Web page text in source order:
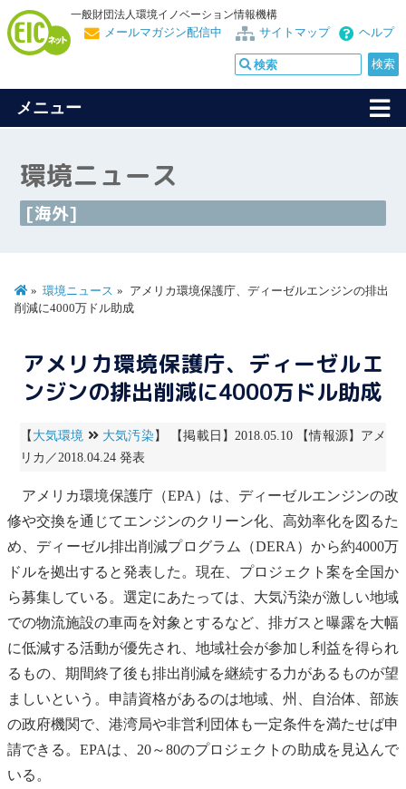
一般財団法人環境イノベーション情報機構
ヘルプ
サイトマップ
メールマガジン配信中
メニュー
環境ニュース
[海外]
環境ニュース
アメリカ環境保護庁、ディーゼルエンジンの排出
削減に4000万ドル助成
アメリカ環境保護庁、ディーゼルエ
ンジンの排出削減に4000万ドル助成
【 大気環境 大気汚染 】 【掲載日】2018.05.10 【情報源】アメ
リカ／2018.04.24 発表
アメリカ環境保護庁（EPA ）は、ディーゼルエンジンの改
修や交換を通じてエンジンのクリーン化、高効率化を図るた
め、ディーゼル排出削減プログラム（DERA）から約4000万
ドルを拠出すると発表した。現在、プロジェクト案を全国か
ら募集している。選定にあたっては、 大気汚染が激しい地域
での物流施設の車両を対象とするなど、排ガスと曝露を大幅
に低減する活動が優先され、地域社会が参加し利益を得られ
るもの、期間終了後も排出削減を継続する力があるものが望
ましいという。申請資格があるのは地域、州、自治体、部族
の政府機関で、 港湾局や非営利団体も一定条件を満たせば申
請できる。EPAは、20～80のプロジェクトの助成を見込んで
いる。